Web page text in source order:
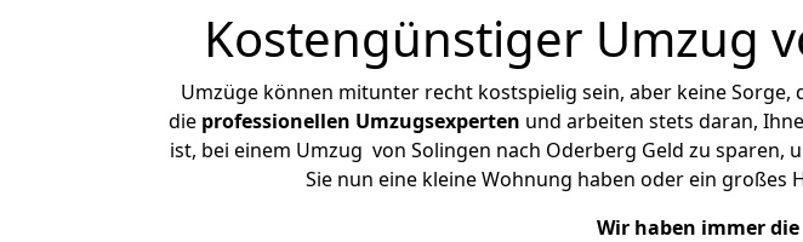
Kostengünstiger Umzug
Umzüge können mitunter recht kostspielig sein, aber keine Sorge,
die professionellen Umzugsexperten und arbeiten stets daran,
ist, bei einem Umzug von Solingen nach Oderberg Geld zu sparen,
Sie nun eine kleine Wohnung haben oder ein großes
Wir haben immer